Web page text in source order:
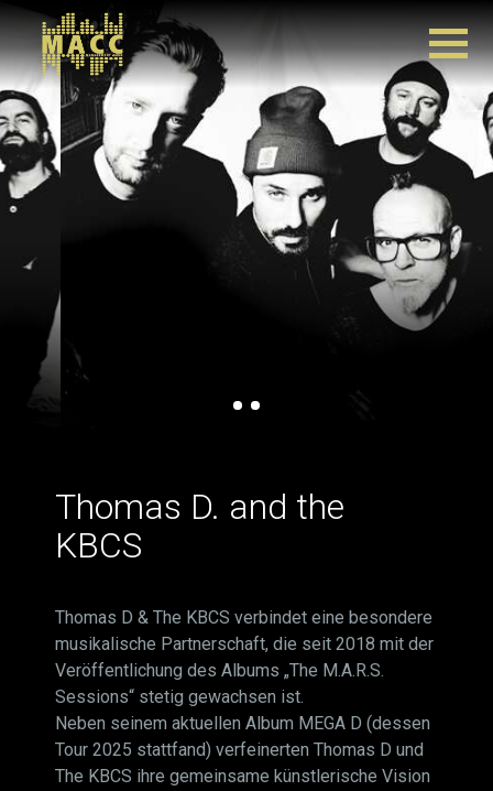
Thomas D. and the
KBCS
Thomas D & The KBCS verbindet eine besondere
musikalische Partnerschaft, die seit 2018 mit der
Veröffentlichung des Albums „The M.A.R.S.
Sessions“ stetig gewachsen ist.
Neben seinem aktuellen Album MEGA D (dessen
Tour 2025 stattfand) verfeinerten Thomas D und
The KBCS ihre gemeinsame künstlerische Vision